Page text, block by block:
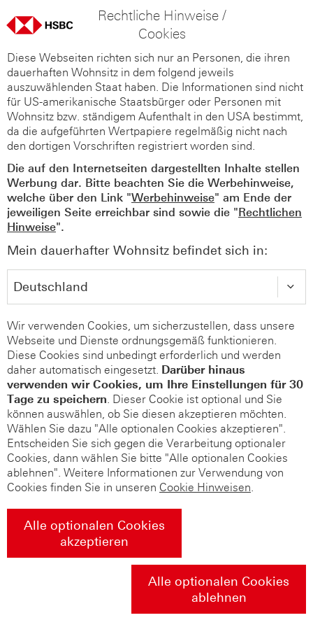
Rechtliche Hinweise /
Cookies
Diese Webseiten richten sich nur an Personen, die ihren
dauerhaften Wohnsitz in dem folgend jeweils
auszuwählenden Staat haben. Die Informationen sind nicht
für US-amerikanische Staatsbürger oder Personen mit
Wohnsitz bzw. ständigem Aufenthalt in den USA bestimmt,
da die aufgeführten Wertpapiere regelmäßig nicht nach
den dortigen Vorschriften registriert worden sind.
Die auf den Internetseiten dargestellten Inhalte stellen
Werbung dar. Bitte beachten Sie die Werbehinweise,
welche über den Link "Werbehinweise" am Ende der
jeweiligen Seite erreichbar sind sowie die "Rechtlichen
Hinweise".
Mein dauerhafter Wohnsitz befindet sich in:
Wir verwenden Cookies, um sicherzustellen, dass unsere
Webseite und Dienste ordnungsgemäß funktionieren.
Diese Cookies sind unbedingt erforderlich und werden
daher automatisch eingesetzt. Darüber hinaus
verwenden wir Cookies, um Ihre Einstellungen für 30
Tage zu speichern. Dieser Cookie ist optional und Sie
können auswählen, ob Sie diesen akzeptieren möchten.
Wählen Sie dazu "Alle optionalen Cookies akzeptieren".
Entscheiden Sie sich gegen die Verarbeitung optionaler
Cookies, dann wählen Sie bitte "Alle optionalen Cookies
ablehnen". Weitere Informationen zur Verwendung von
Cookies finden Sie in unseren Cookie Hinweisen.
Alle optionalen Cookies
akzeptieren
Alle optionalen Cookies
ablehnen